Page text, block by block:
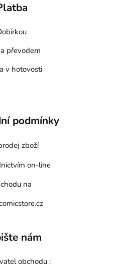
převodem
v hotovosti
podmínky
zboží
on-line
na
nám
obchodu :